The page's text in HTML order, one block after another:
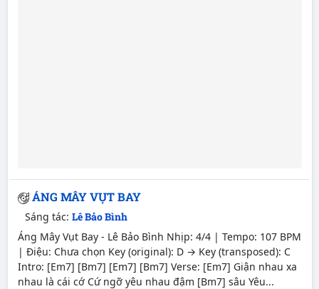
ÁNG MÂY VỤT BAY
Sáng tác: Lê Bảo Bình
Áng Mây Vụt Bay - Lê Bảo Bình Nhịp: 4/4 | Tempo: 107 BPM
| Điệu: Chưa chọn Key (original): D → Key (transposed): C
Intro: [Em7] [Bm7] [Em7] [Bm7] Verse: [Em7] Giận nhau xa
nhau là cái cớ Cứ ngỡ yêu nhau đậm [Bm7] sâu Yêu...